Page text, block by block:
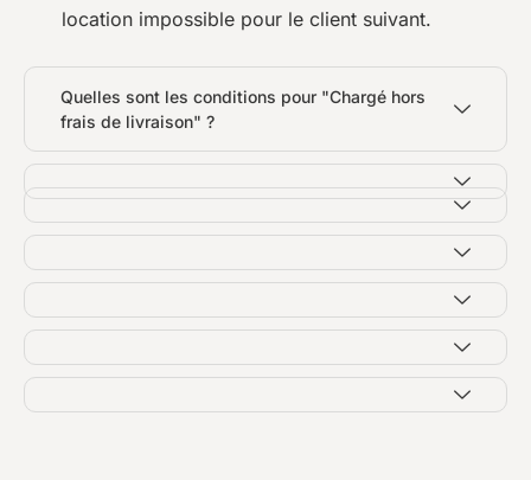
location impossible pour le client suivant.
Quelles sont les conditions pour "Chargé hors
frais de livraison" ?